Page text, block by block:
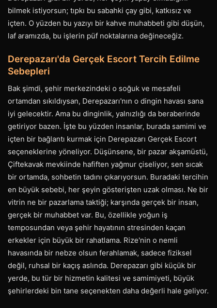
bilmek istiyorsun; tıpkı bu sabahki çay gibi, katkısız ve
içten. O yüzden bu yazıyı bir kahve muhabbeti gibi düşün,
laf aramızda, bu işlerin püf noktalarına değineceğiz.
Derepazarı'da Gerçek Escort Tercih Edilme
Sebepleri
Bak şimdi, şehir merkezindeki o soğuk ve mesafeli
ortamdan sıkıldıysan, Derepazarı'nın o dingin havası sana
iyi gelecektir. Ama bu dinginlik, yalnızlığı da beraberinde
getiriyor bazen. İşte bu yüzden insanlar, burada samimi ve
içten bir bağlantı kurmak için Derepazarı Gerçek Escort
seçeneklerine yöneliyor. Düşünsene, bir pazar akşamüstü,
Çiftekavak mevkiinde hafiften yağmur çiseliyor, sen sıcak
bir ortamda, sohbetin tadını çıkarıyorsun. Buradaki tercihin
en büyük sebebi, her şeyin gösterişten uzak olması. Ne bir
vitrin ne bir pazarlama taktiği; karşında gerçek bir insan,
gerçek bir muhabbet var. Bu, özellikle yoğun iş
temposundan veya şehir hayatının stresinden kaçan
erkekler için büyük bir rahatlama. Rize'nin o nemli
havasında bir nebze olsun ferahlamak, sadece fiziksel
değil, ruhsal bir kaçış aslında. Derepazarı gibi küçük bir
yerde, bu tür bir hizmetin kalitesi ve samimiyeti, büyük
şehirlerdeki bin tane seçenekten daha değerli hale geliyor.